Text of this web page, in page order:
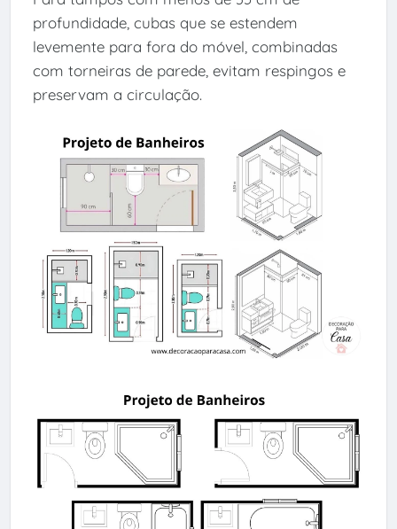
profundidade, cubas que se estendem
levemente para fora do móvel, combinadas
com torneiras de parede, evitam respingos e
preservam a circulação.